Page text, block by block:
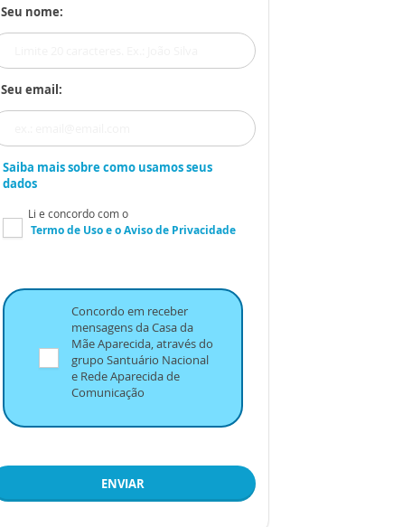
Seu nome:
Seu email:
Saiba mais sobre como usamos seus
dados
Li e concordo com o
Termo de Usoe oAviso de Privacidade
Concordo em receber
mensagens da Casa da
Mãe Aparecida, através do
grupo Santuário Nacional
e Rede Aparecida de
Comunicação
ENVIAR